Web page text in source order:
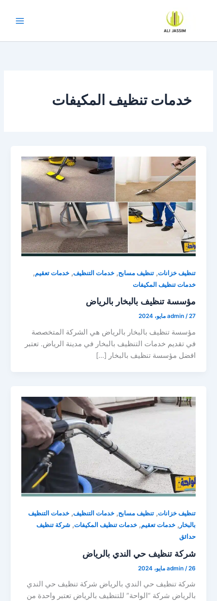
خدمات تنظيف المكيفات
تنظيف خزانات,تنظيف مسابح,خدمات التنظيف,خدمات تعقيم,
خدمات تنظيف المكيفات
مؤسسة تنظيف بالبخار بالرياض
admin /27 مايو، 2024
مؤسسة تنظيف بالبخار بالرياض هي الشركة المتخصصة
في تقديم خدمات التنظيف بالبخار في مدينة الرياض. تعتبر
افضل مؤسسة تنظيف بالبخار […]
تنظيف خزانات,تنظيف مسابح,خدمات التنظيف,خدمات التنظيف
بالبخار ,خدمات تعقيم,خدمات تنظيف المكيفات,شركة تنظيف
حدائق
شركة تنظيف حي الندي بالرياض
admin /26 مايو، 2024
شركة تنظيف حي الندي بالرياض شركة تنظيف حي الندي
بالرياض شركة “الواحة” للتنظيف بالرياض تعتبر واحدة من